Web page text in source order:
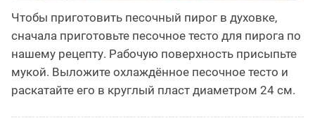
Чтобы приготовить песочный пирог в духовке,
сначала приготовьте песочное тесто для пирога по
нашему рецепту. Рабочую поверхность присыпьте
мукой. Выложите охлаждённое песочное тесто и
раскатайте его в круглый пласт диаметром 24 см.